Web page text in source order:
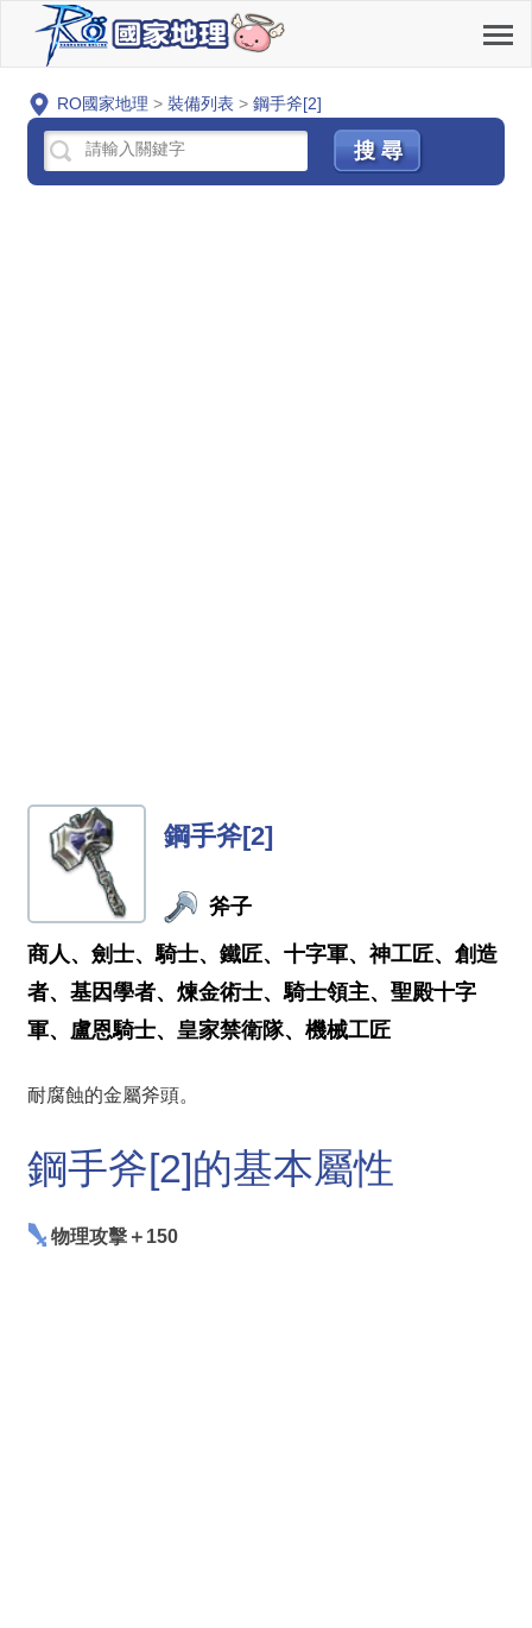
RO國家地理 > 裝備列表 > 鋼手斧[2]
鋼手斧[2]
斧子
商人、劍士、騎士、鐵匠、十字軍、神工匠、創造
者、基因學者、煉金術士、騎士領主、聖殿十字
軍、盧恩騎士、皇家禁衛隊、機械工匠
耐腐蝕的金屬斧頭。
鋼手斧[2]的基本屬性
物理攻擊＋150